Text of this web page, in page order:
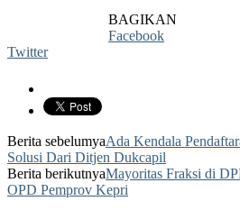
BAGIKAN
Facebook
Twitter
Berita sebelumyaAda Kendala
Solusi Dari Ditjen Dukcapil
Berita berikutnyaMayoritas Fraksi di
OPD Pemprov Kepri